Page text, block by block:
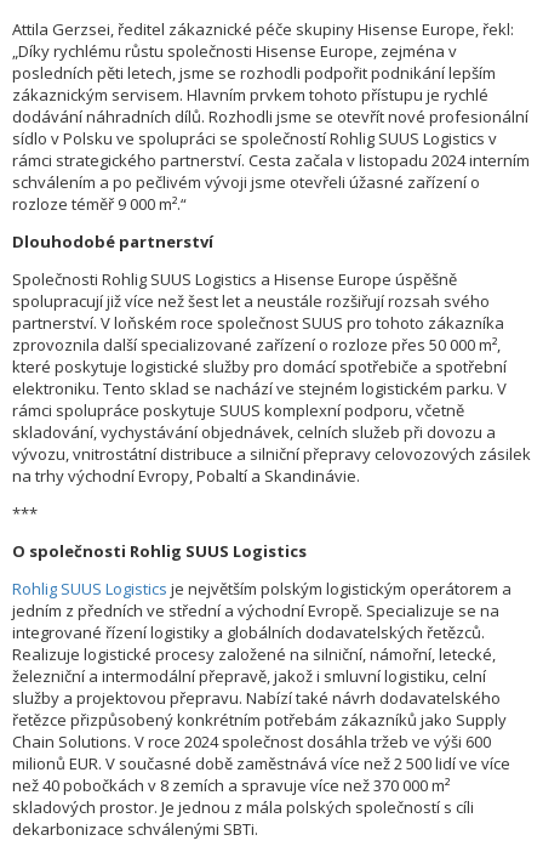
Attila Gerzsei, ředitel zákaznické péče skupiny Hisense Europe, řekl:
„Díky rychlému růstu společnosti Hisense Europe, zejména v
posledních pěti letech, jsme se rozhodli podpořit podnikání lepším
zákaznickým servisem. Hlavním prvkem tohoto přístupu je rychlé
dodávání náhradních dílů. Rozhodli jsme se otevřít nové profesionální
sídlo v Polsku ve spolupráci se společností Rohlig SUUS Logistics v
rámci strategického partnerství. Cesta začala v listopadu 2024 interním
schválením a po pečlivém vývoji jsme otevřeli úžasné zařízení o
rozloze téměř 9 000 m².“
Dlouhodobé partnerství
Společnosti Rohlig SUUS Logistics a Hisense Europe úspěšně
spolupracují již více než šest let a neustále rozšiřují rozsah svého
partnerství. V loňském roce společnost SUUS pro tohoto zákazníka
zprovoznila další specializované zařízení o rozloze přes 50 000 m²,
které poskytuje logistické služby pro domácí spotřebiče a spotřební
elektroniku. Tento sklad se nachází ve stejném logistickém parku. V
rámci spolupráce poskytuje SUUS komplexní podporu, včetně
skladování, vychystávání objednávek, celních služeb při dovozu a
vývozu, vnitrostátní distribuce a silniční přepravy celovozových zásilek
na trhy východní Evropy, Pobaltí a Skandinávie.
***
O společnosti Rohlig SUUS Logistics
Rohlig SUUS Logistics je největším polským logistickým operátorem a
jedním z předních ve střední a východní Evropě. Specializuje se na
integrované řízení logistiky a globálních dodavatelských řetězců.
Realizuje logistické procesy založené na silniční, námořní, letecké,
železniční a intermodální přepravě, jakož i smluvní logistiku, celní
služby a projektovou přepravu. Nabízí také návrh dodavatelského
řetězce přizpůsobený konkrétním potřebám zákazníků jako Supply
Chain Solutions. V roce 2024 společnost dosáhla tržeb ve výši 600
milionů EUR. V současné době zaměstnává více než 2 500 lidí ve více
než 40 pobočkách v 8 zemích a spravuje více než 370 000 m²
skladových prostor. Je jednou z mála polských společností s cíli
dekarbonizace schválenými SBTi.